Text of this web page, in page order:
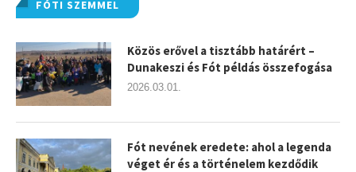
FÓTI SZEMMEL
Közös erővel a tisztább határért –
Dunakeszi és Fót példás összefogása
2026.03.01.
Fót nevének eredete: ahol a legenda
véget ér és a történelem kezdődik